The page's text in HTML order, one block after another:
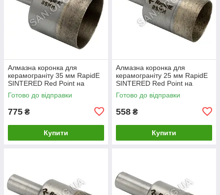
Алмазна коронка для
керамограніту 35 мм RapidE
SINTERED Red Point на
Дриль
Готово до відправки
775 ₴
Купити
Алмазна коронка для
керамограніту 25 мм RapidE
SINTERED Red Point на
Дриль
Готово до відправки
558 ₴
Купити